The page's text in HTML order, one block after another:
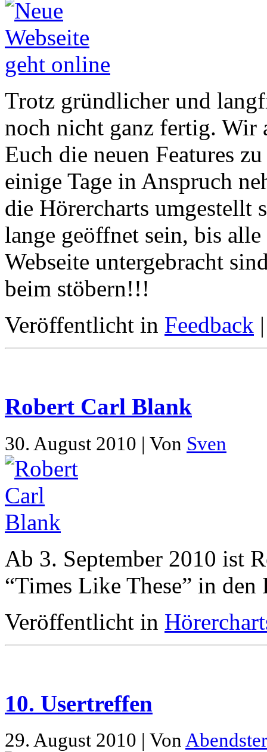
Trotz gründlicher und
noch nicht ganz fertig. Wir
Euch die neuen Features
einige Tage in Anspruch
die Hörercharts umgestellt
lange geöffnet sein, bis
Webseite untergebracht
beim stöbern!!!
Veröffentlicht in Feedback
Robert Carl Blank
30. August 2010 | Von Sven
Ab 3. September 2010 ist
“Times Like These” in den
Veröffentlicht in
10. Usertreffen
29. August 2010 | Von